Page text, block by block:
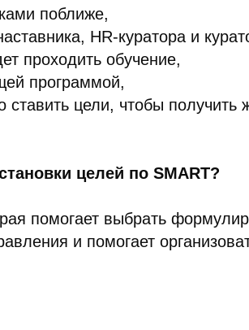
поближе,
HR-куратора и
проходить обучение,
программой,
ставить цели, чтобы получить
целей по SMART?
помогает выбрать
и помогает